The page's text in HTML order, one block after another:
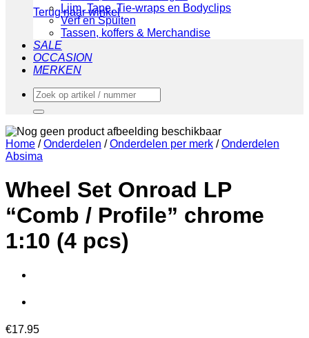
Terug naar winkel
Lijm, Tape, Tie-wraps en Bodyclips
Verf en Spuiten
Tassen, koffers & Merchandise
SALE
OCCASION
MERKEN
Zoeken
naar:
Home / Onderdelen / Onderdelen per merk / Onderdelen
Absima
Wheel Set Onroad LP
“Comb / Profile” chrome
1:10 (4 pcs)
€17.95